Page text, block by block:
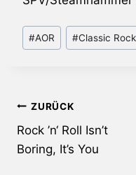
Schlagworte:
#AOR #Classic Rock
ZURÜCK
Rock ’n‘ Roll Isn’t
Boring, It’s You